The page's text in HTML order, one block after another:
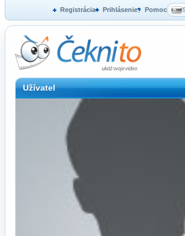
Registrácia Prihlásenie Pomoc
Užívatel